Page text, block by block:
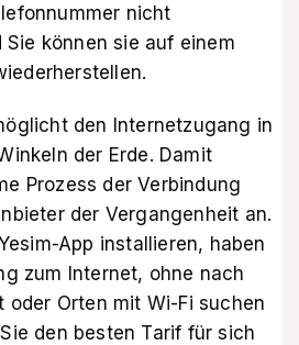
nicht
können sie auf einem
den Internetzugang in
der Erde. Damit
Prozess der Verbindung
der Vergangenheit an.
App installieren, haben
zum Internet, ohne nach
oder Orten mit Wi-Fi suchen
den besten Tarif für sich